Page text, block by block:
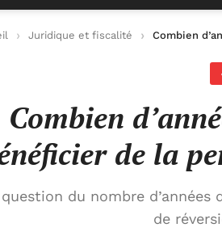
Juridique et fiscalité Combien
Combien
de la
du nombre d’années
de